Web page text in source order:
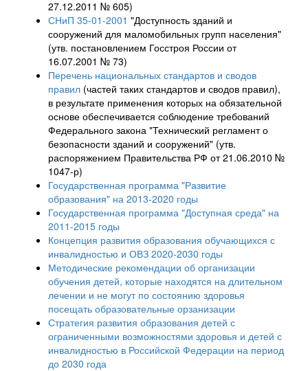
27.12.2011 № 605)
СНиП 35-01-2001 "Доступность зданий и
сооружений для маломобильных групп населения"
(утв. постановлением Госстроя России от
16.07.2001 № 73)
Перечень национальных стандартов и сводов
правил (частей таких стандартов и сводов правил),
в результате применения которых на обязательной
основе обеспечивается соблюдение требований
Федерального закона "Технический регламент о
безопасности зданий и сооружений" (утв.
распоряжением Правительства РФ от 21.06.2010 №
1047-р)
Государственная программа "Развитие
образования" на 2013-2020 годы
Государственная программа "Доступная среда" на
2011-2015 годы
Концепция развития образования обучающихся с
инвалидностью и ОВЗ 2020-2030 годы
Методические рекомендации об организации
обучения детей, которые находятся на длительном
лечении и не могут по состоянию здоровья
посещать образовательные орзанизации
Стратегия развития образования детей с
ограниченными возможностями здоровья и детей с
инвалидностью в Российской Федерации на период
до 2030 года